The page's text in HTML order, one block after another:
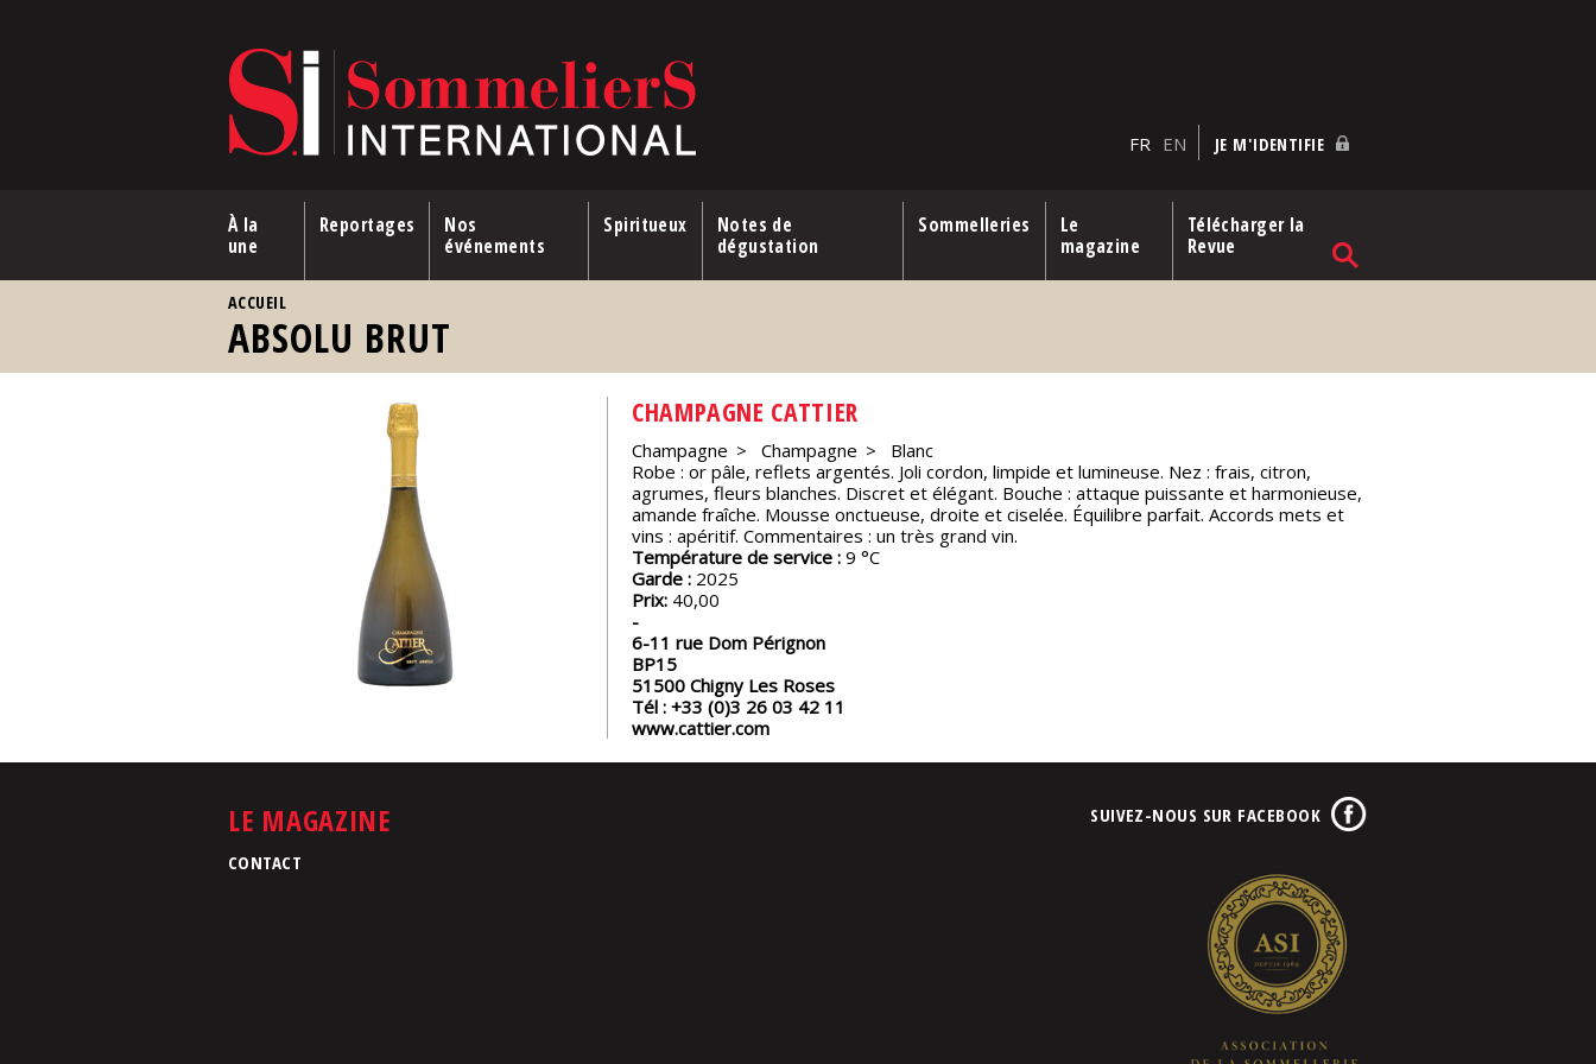
FR EN JE M'IDENTIFIE
À la
une
Reportages
Nos
événements
Spiritueux
Notes de
dégustation
Sommelleries
Le
magazine
Télécharger la
Revue
ACCUEIL
ABSOLU BRUT
CHAMPAGNE CATTIER
Champagne Champagne
Blanc
Robe : or pâle, reflets argentés. Joli cordon, limpide et lumineuse. Nez : frais, citron,
agrumes, fleurs blanches. Discret et élégant. Bouche : attaque puissante et harmonieuse,
amande fraîche. Mousse onctueuse, droite et ciselée. Équilibre parfait. Accords mets et
vins : apéritif. Commentaires : un très grand vin.
Température de service : 9
Garde : 2025
Prix: 40,00
6-11 rue Dom Pérignon
BP15
51500 Chigny Les Roses
Tél : +33 (0)3 26 03 42 11
www.cattier.com
LE MAGAZINE
CONTACT
SUIVEZ-NOUS SUR FACEBOOK